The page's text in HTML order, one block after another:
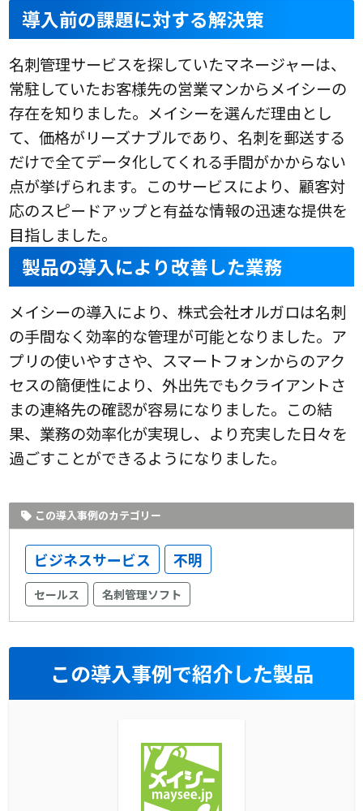
導入前の課題に対する解決策
名刺管理サービスを探していたマネージャーは、
常駐していたお客様先の営業マンからメイシーの
存在を知りました。メイシーを選んだ理由とし
て、価格がリーズナブルであり、名刺を郵送する
だけで全てデータ化してくれる手間がかからない
点が挙げられます。このサービスにより、顧客対
応のスピードアップと有益な情報の迅速な提供を
目指しました。
製品の導入により改善した業務
メイシーの導入により、株式会社オルガロは名刺
の手間なく効率的な管理が可能となりました。ア
プリの使いやすさや、スマートフォンからのアク
セスの簡便性により、外出先でもクライアントさ
まの連絡先の確認が容易になりました。この結
果、業務の効率化が実現し、より充実した日々を
過ごすことができるようになりました。
この導入事例のカテゴリー
ビジネスサービス 不明
セールス 名刺管理ソフト
この導入事例で紹介した製品